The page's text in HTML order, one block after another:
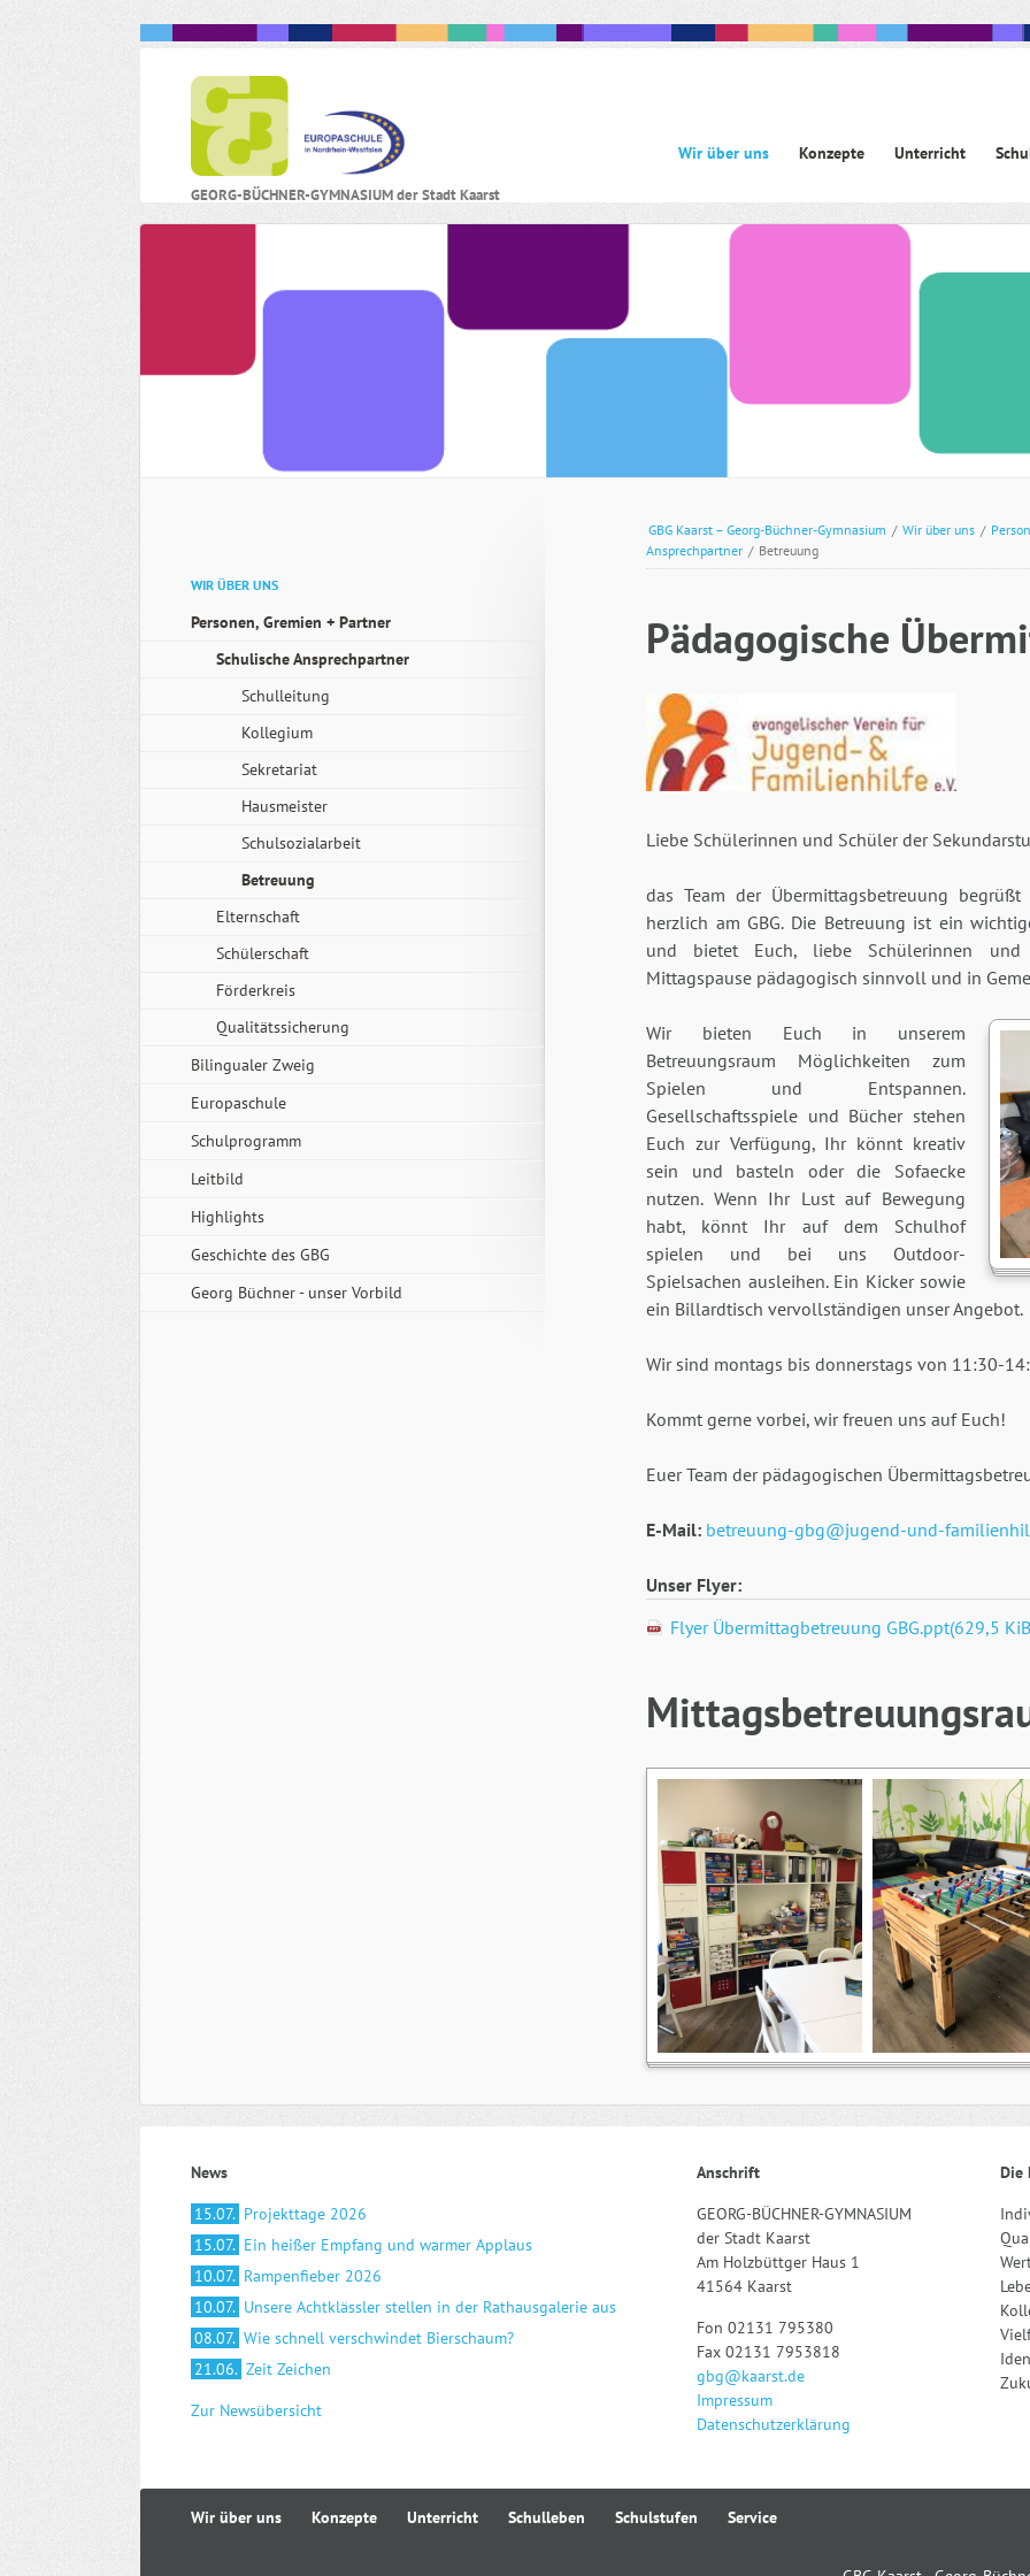
GEORG-BÜCHNER-GYMNASIUM der Stadt Kaarst
Navigation
Wir über uns Konzepte Unterricht
Navigation
GBG Kaarst – Georg-Büchner-Gymnasium / Wir über uns /
Ansprechpartner / Betreuung
Pädagogische
Liebe Schülerinnen und Schüler der
das Team der Übermittagsbetreuung
herzlich am GBG. Die Betreuung ist ein
und bietet Euch, liebe Schülerinnen und
Mittagspause pädagogisch sinnvoll und in
Wir bieten Euch in unserem
Betreuungsraum Möglichkeiten zum
Spielen und Entspannen.
Gesellschaftsspiele und Bücher stehen
Euch zur Verfügung, Ihr könnt kreativ
sein und basteln oder die Sofaecke
nutzen. Wenn Ihr Lust auf Bewegung
habt, könnt Ihr auf dem Schulhof
spielen und bei uns Outdoor-
Spielsachen ausleihen. Ein Kicker sowie
ein Billardtisch vervollständigen unser Angebot.
Wir sind montags bis donnerstags von 11:30-
Kommt gerne vorbei, wir freuen uns auf Euch!
Euer Team der pädagogischen
E-Mail: betreuung-gbg@jugend-und-
Unser Flyer:
Flyer Übermittagbetreuung GBG.ppt(629,5
Navigation
WIR ÜBER UNS
Personen, Gremien + Partner
Schulische Ansprechpartner
Schulleitung
Kollegium
Sekretariat
Hausmeister
Schulsozialarbeit
Betreuung
Elternschaft
Schülerschaft
Förderkreis
Qualitätssicherung
Bilingualer Zweig
Europaschule
Schulprogramm
Leitbild
Highlights
Geschichte des GBG
Georg Büchner - unser Vorbild
News
15.07. Projekttage 2026
15.07. Ein heißer Empfang und warmer Applaus
10.07. Rampenfieber 2026
10.07. Unsere Achtklässler stellen in der Rathausgalerie aus
08.07. Wie schnell verschwindet Bierschaum?
21.06. Zeit Zeichen
Zur Newsübersicht
Anschrift
GEORG-BÜCHNER-GYMNASIUM
der Stadt Kaarst
Am Holzbüttger Haus 1
41564 Kaarst
Fon 02131 795380
Fax 02131 7953818
gbg@kaarst.de
Impressum
Datenschutzerklärung
Die
Navigation
Wir über uns Konzepte Unterricht Schulleben Schulstufen Service